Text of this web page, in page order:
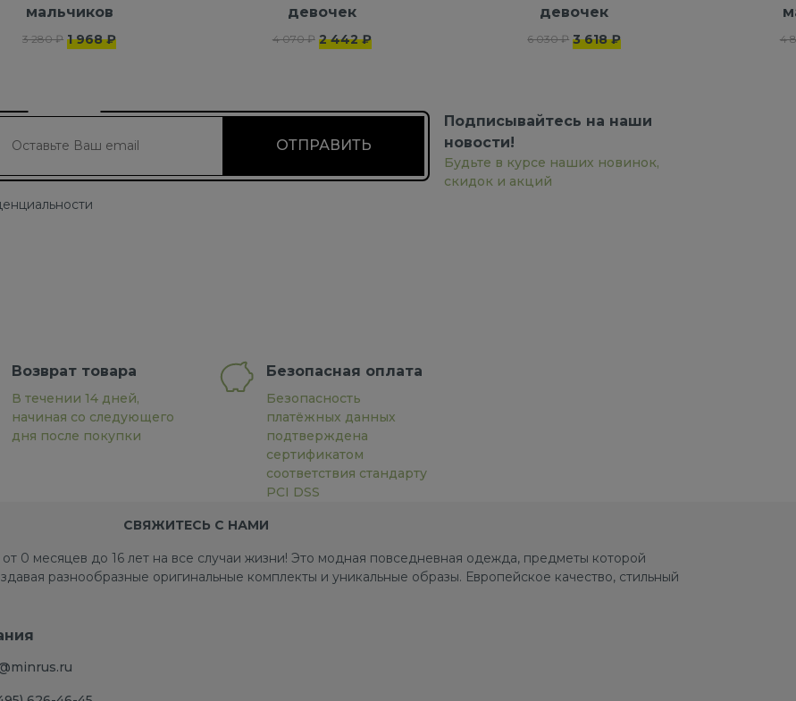
мальчиков
3 280 ₽ 1 968 ₽
девочек
4 070 ₽ 2 442 ₽
девочек
6 030 ₽ 3 618 ₽ 4
Подписывайтесь на наши
новости!
Будьте в курсе наших новинок,
скидок и акций
Возврат товара
В течении 14 дней,
начиная со следующего
дня после покупки
Безопасная оплата
Безопасность
платёжных данных
подтверждена
сертификатом
соответствия стандарту
PCI DSS
СВЯЖИТЕСЬ С НАМИ
0 месяцев до 16 лет на все случаи жизни! Это модная повседневная одежда, предметы которой
разнообразные оригинальные комплекты и уникальные образы. Европейское качество, стильный